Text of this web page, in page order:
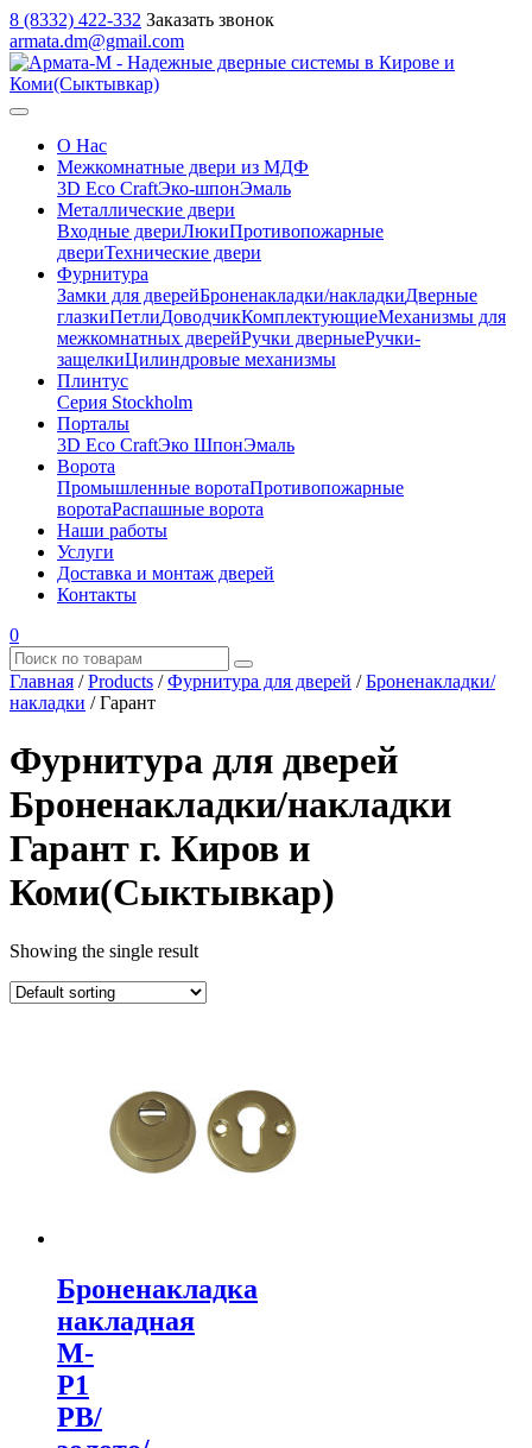
8 (8332) 422-332 Заказать звонок
armata.dm@gmail.com
О Нас
Межкомнатные двери из МДФ
3D Eco CraftЭко-шпонЭмаль
Металлические двери
Входные двериЛюкиПротивопожарные
двериТехнические двери
Фурнитура
Замки для дверейБроненакладки/накладкиДверные
глазкиПетлиДоводчикКомплектующиеМеханизмы для
межкомнатных дверейРучки дверныеРучки-
защелкиЦилиндровые механизмы
Плинтус
Серия Stockholm
Порталы
3D Eco CraftЭко ШпонЭмаль
Ворота
Промышленные воротаПротивопожарные
воротаРаспашные ворота
Наши работы
Услуги
Доставка и монтаж дверей
Контакты
0
Главная /Products /Фурнитура для дверей /Броненакладки/
накладки /Гарант
Фурнитура для дверей
Броненакладки/накладки
Гарант г. Киров и
Коми(Сыктывкар)
Showing the single result
Броненакладка
накладная
М-
Р1
РВ/